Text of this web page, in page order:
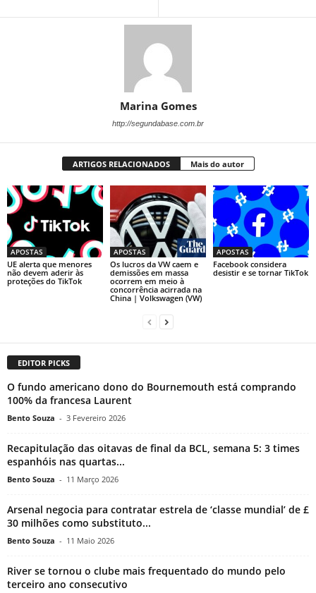
Marina Gomes
http://segundabase.com.br
ARTIGOS RELACIONADOS Mais do autor
APOSTAS
UE alerta que menores
não devem aderir às
proteções do TikTok
APOSTAS
Os lucros da VW caem e
demissões em massa
ocorrem em meio à
concorrência acirrada na
China | Volkswagen (VW)
APOSTAS
Facebook considera
desistir e se tornar TikTok
EDITOR PICKS
O fundo americano dono do Bournemouth está comprando
100% da francesa Laurent
Bento Souza - 3 Fevereiro 2026
Recapitulação das oitavas de final da BCL, semana 5: 3 times
espanhóis nas quartas...
Bento Souza - 11 Março 2026
Arsenal negocia para contratar estrela de ‘classe mundial’ de £
30 milhões como substituto...
Bento Souza - 11 Maio 2026
River se tornou o clube mais frequentado do mundo pelo
terceiro ano consecutivo